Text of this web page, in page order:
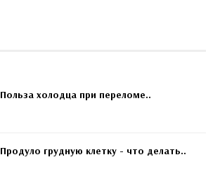
Польза холодца при переломе..
Продуло грудную клетку - что делать..